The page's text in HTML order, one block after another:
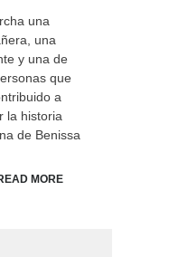
una
una
y una de
que
a
la historia
de Benissa
MORE